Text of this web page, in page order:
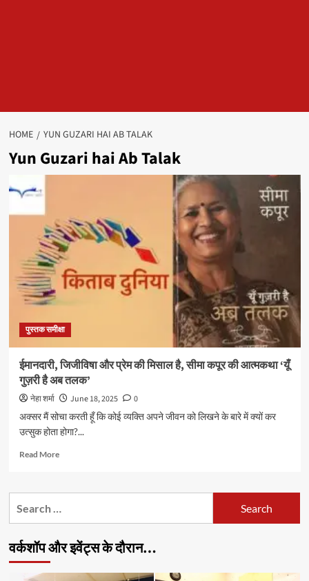
HOME YUN GUZARI HAI AB TALAK
Yun Guzari hai Ab Talak
पुस्तक समीक्षा
ईमानदारी, जिजीविषा और प्रेम की मिसाल है, सीमा कपूर की आत्मकथा ‘यूँ
गुज़री है अब तलक’
नेहा शर्मा June 18, 2025
0
अक्सर मैं सोचा करती हूँ कि कोई व्यक्ति अपने जीवन को लिखने के बारे में क्यों कर
उत्सुक होता होगा?...
Read MoreRead
ईमानदारी,
की
मिसाल
है,
वर्कशॉप और इवेंट्स के दौरान…